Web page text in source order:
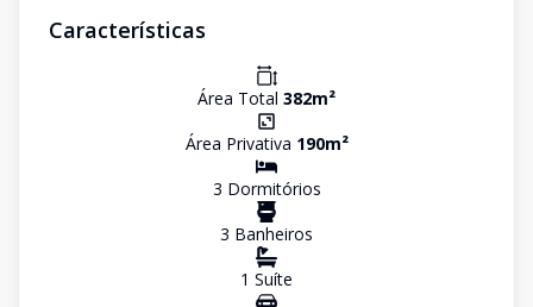
Características
Área Total 382m²
Área Privativa 190m²
3 Dormitórios
3 Banheiros
1 Suíte